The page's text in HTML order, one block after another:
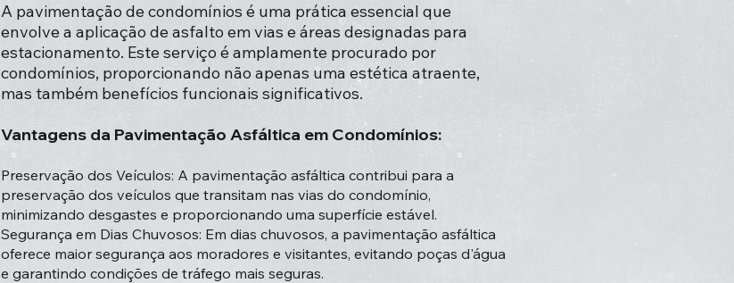
A pavimentação de condomínios é uma prática essencial que
envolve a aplicação de asfalto em vias e áreas designadas para
estacionamento. Este serviço é amplamente procurado por
condomínios, proporcionando não apenas uma estética atraente,
mas também benefícios funcionais significativos.
Vantagens da Pavimentação Asfáltica em Condomínios:
Preservação dos Veículos: A pavimentação asfáltica contribui para a
preservação dos veículos que transitam nas vias do condomínio,
minimizando desgastes e proporcionando uma superfície estável.
Segurança em Dias Chuvosos: Em dias chuvosos, a pavimentação asfáltica
oferece maior segurança aos moradores e visitantes, evitando poças d'água
e garantindo condições de tráfego mais seguras.